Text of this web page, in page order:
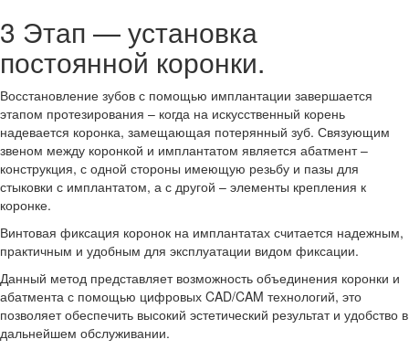
3 Этап — установка
постоянной коронки.
Восстановление зубов с помощью имплантации завершается
этапом протезирования – когда на искусственный корень
надевается коронка, замещающая потерянный зуб. Связующим
звеном между коронкой и имплантатом является абатмент –
конструкция, с одной стороны имеющую резьбу и пазы для
стыковки с имплантатом, а с другой – элементы крепления к
коронке.
Винтовая фиксация коронок на имплантатах считается надежным,
практичным и удобным для эксплуатации видом фиксации.
Данный метод представляет возможность объединения коронки и
абатмента с помощью цифровых CAD/CAM технологий, это
позволяет обеспечить высокий эстетический результат и удобство в
дальнейшем обслуживании.